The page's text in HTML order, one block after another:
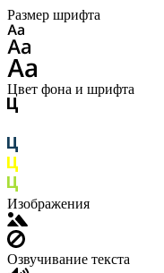
Размер шрифта
Цвет фона и шрифта
Изображения
Озвучивание текста